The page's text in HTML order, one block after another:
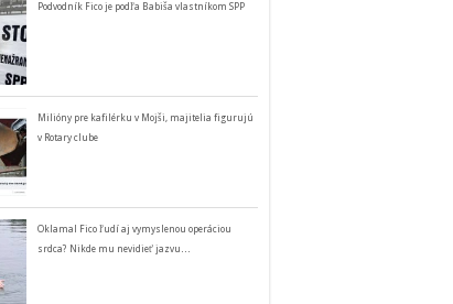
Podvodník Fico je podľa Babiša vlastníkom SPP
Milióny pre kafilérku v Mojši, majitelia figurujú
v Rotary clube
Oklamal Fico ľudí aj vymyslenou operáciou
srdca? Nikde mu nevidieť jazvu…